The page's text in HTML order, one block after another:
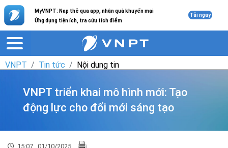
MyVNPT: Nạp thẻ qua app, nhận quà khuyến mại
Ứng dụng tiện ích, tra cứu tích điểm
Tải ngay
VNPT Tin tức Nội dung tin
VNPT triển khai mô hình mới: Tạo
động lực cho đổi mới sáng tạo
15:07 01/10/2025